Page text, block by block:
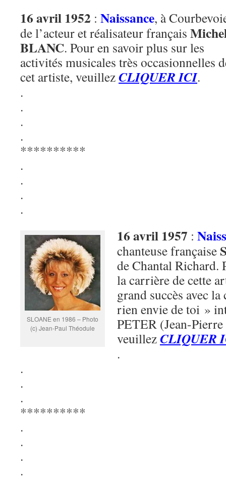
16 avril 1952 : Naissance, à
de l’acteur et réalisateur français
BLANC. Pour en savoir plus sur les
activités musicales très occasionnelles
cet artiste, veuillezCLIQUER ICI.
.
.
.
.
**********
.
.
.
.
SLOANE en 1986 – Photo
(c) Jean-Paul Théodule
16 avril 1957 :
chanteuse française
de Chantal Richard.
la carrière de cette
grand succès avec
rien envie de toi »
PETER (Jean-
veuillezCLIQUER
.
.
.
.
**********
.
.
.
.